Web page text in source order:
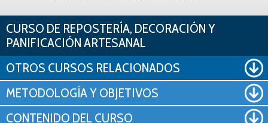
CURSO DE REPOSTERÍA, DECORACIÓN Y
PANIFICACIÓN ARTESANAL
OTROS CURSOS RELACIONADOS
METODOLOGÍA Y OBJETIVOS
CONTENIDO DEL CURSO